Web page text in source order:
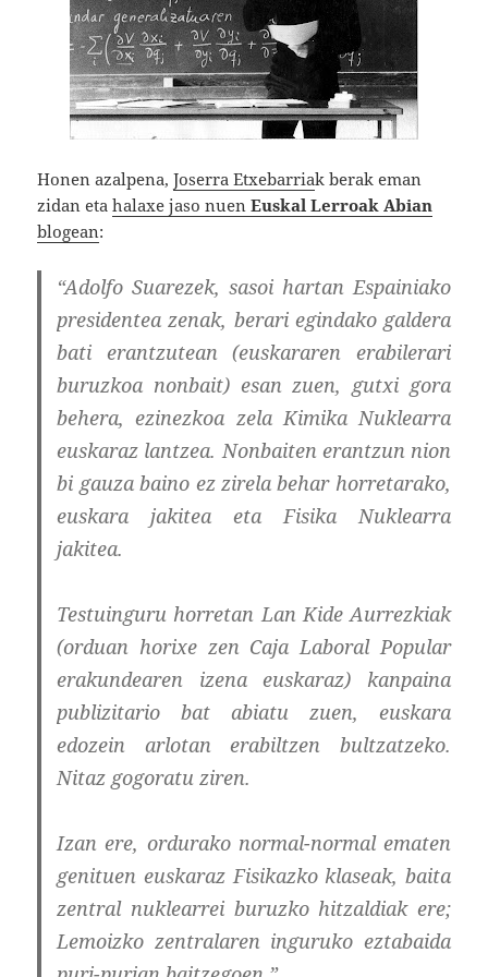
Honen azalpena,Joserra Etxebarriak berak eman
zidan etahalaxe jaso nuen Euskal Lerroak Abian
blogean:
“Adolfo Suarezek, sasoi hartan Espainiako
presidentea zenak, berari egindako galdera
bati erantzutean (euskararen erabilerari
buruzkoa nonbait) esan zuen, gutxi gora
behera, ezinezkoa zela Kimika Nuklearra
euskaraz lantzea. Nonbaiten erantzun nion
bi gauza baino ez zirela behar horretarako,
euskara jakitea eta Fisika Nuklearra
jakitea.
Testuinguru horretan Lan Kide Aurrezkiak
(orduan horixe zen Caja Laboral Popular
erakundearen izena euskaraz) kanpaina
publizitario bat abiatu zuen, euskara
edozein arlotan erabiltzen bultzatzeko.
Nitaz gogoratu ziren.
Izan ere, ordurako normal-normal ematen
genituen euskaraz Fisikazko klaseak, baita
zentral nuklearrei buruzko hitzaldiak ere;
Lemoizko zentralaren inguruko eztabaida